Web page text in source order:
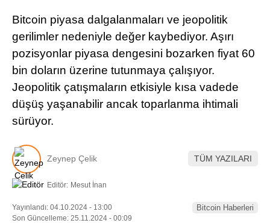
LinkedIn
Telegram
Bitcoin piyasa dalgalanmaları ve jeopolitik
gerilimler nedeniyle değer kaybediyor. Aşırı
pozisyonlar piyasa dengesini bozarken fiyat 60
bin doların üzerine tutunmaya çalışıyor.
Jeopolitik çatışmaların etkisiyle kısa vadede
düşüş yaşanabilir ancak toparlanma ihtimali
sürüyor.
Zeynep Çelik TÜM YAZILARI
Editör: Mesut İnan
Yayınlandı: 04.10.2024 - 13:00
Son Güncelleme: 25.11.2024 - 00:09
Bitcoin Haberleri